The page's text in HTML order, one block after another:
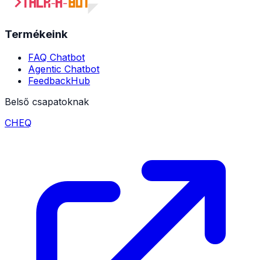
Termékeink
FAQ Chatbot
Agentic Chatbot
FeedbackHub
Belső csapatoknak
CHEQ